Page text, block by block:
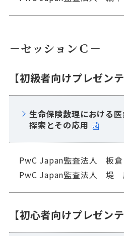
－セッションＣ－
【初級者向けプレゼン
生命保険数理における
探索とその応用
PwC Japan監査法人 板
PwC Japan監査法人 堤
【初心者向けプレゼン